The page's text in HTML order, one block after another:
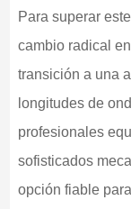
Para superar
cambio radical
transición a una
longitudes de
profesionales
sofisticados
opción fiable